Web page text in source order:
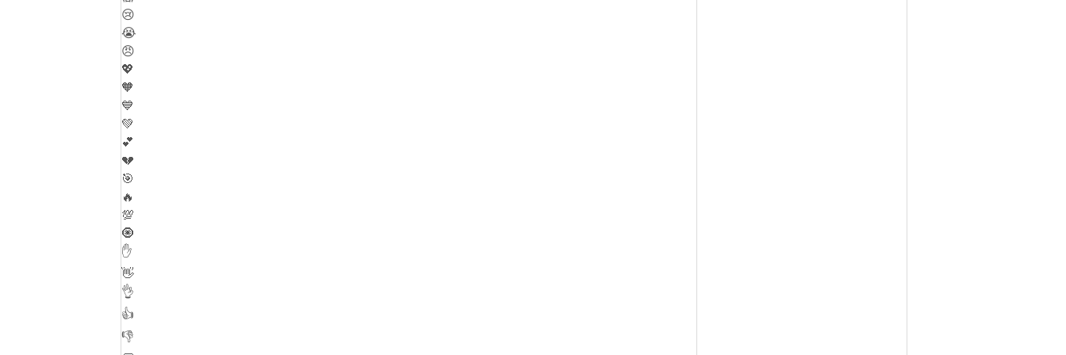
😢
😭
😠
💖
🧡
💙
💚
💕
💔
🎯
🔥
💯
🧿
✋
👋
👌
👍
👎